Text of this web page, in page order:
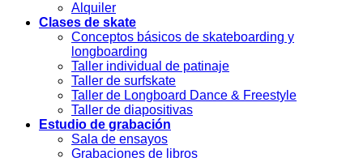
Alquiler
Clases de skate
Conceptos básicos de skateboarding y
longboarding
Taller individual de patinaje
Taller de surfskate
Taller de Longboard Dance & Freestyle
Taller de diapositivas
Estudio de grabación
Sala de ensayos
Grabaciones de libros